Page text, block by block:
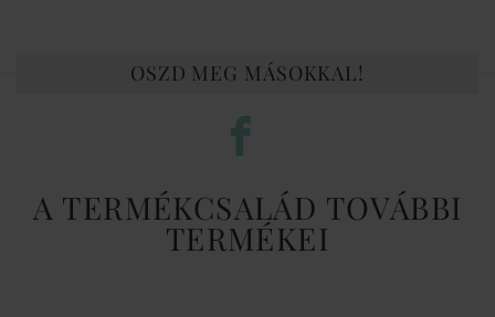
OSZD MEG MÁSOKKAL!
A TERMÉKCSALÁD TOVÁBBI
TERMÉKEI